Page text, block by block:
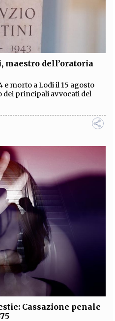
maestro dell’oratoria
e morto a Lodi il 15 agosto
dei principali avvocati del
Cassazione penale